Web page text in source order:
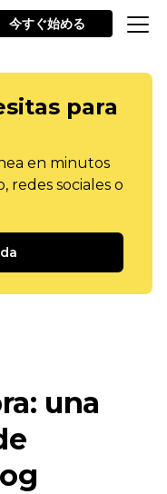
今すぐ始める
para
en minutos
redes sociales o
una